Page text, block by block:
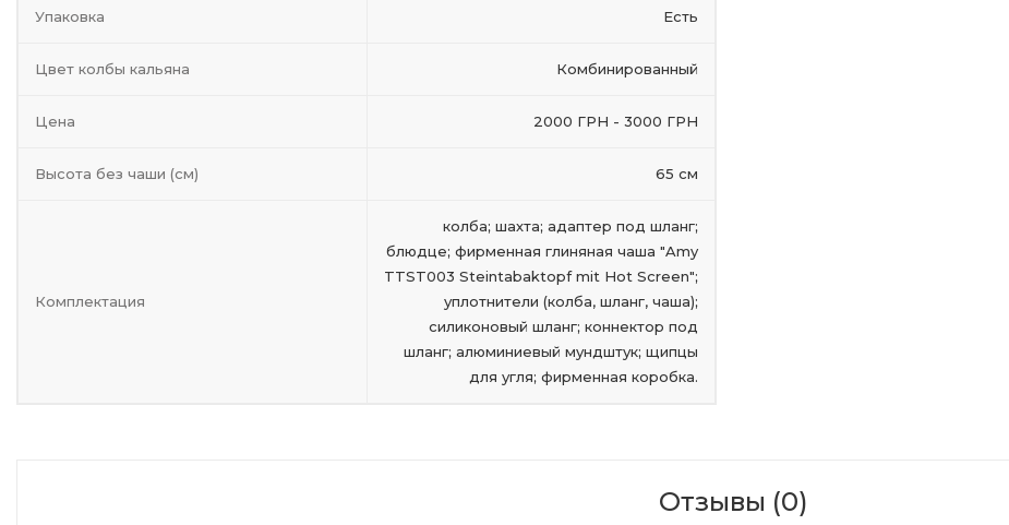
Упаковка Есть
Цвет колбы кальяна Комбинированный
Цена 2000 ГРН - 3000 ГРН
Высота без чаши (см) 65 см
Комплектация
колба; шахта; адаптер под шланг;
блюдце; фирменная глиняная чаша "Amy
TTST003 Steintabaktopf mit Hot Screen";
уплотнители (колба, шланг, чаша);
силиконовый шланг; коннектор под
шланг; алюминиевый мундштук; щипцы
для угля; фирменная коробка.
Отзывы (0)